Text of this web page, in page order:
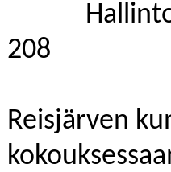
208
Reisjärven